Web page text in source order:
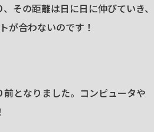
その距離は日に日に伸びていき、
が合わないのです！
となりました。コンピュータや